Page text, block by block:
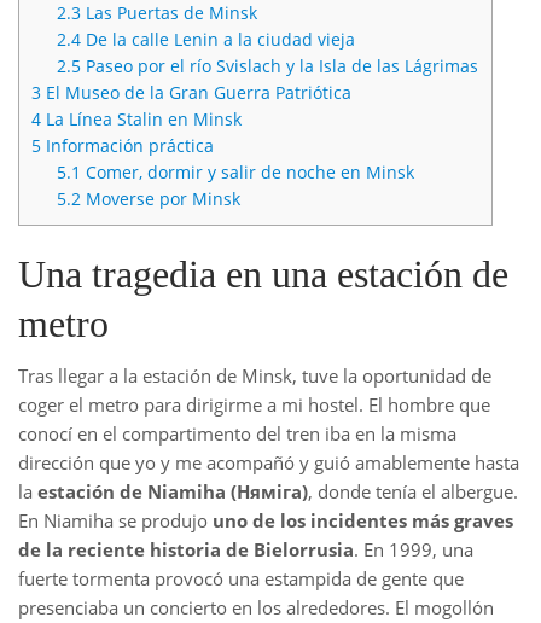
2.3 Las Puertas de Minsk
2.4 De la calle Lenin a la ciudad vieja
2.5 Paseo por el río Svislach y la Isla de las Lágrimas
3 El Museo de la Gran Guerra Patriótica
4 La Línea Stalin en Minsk
5 Información práctica
5.1 Comer, dormir y salir de noche en Minsk
5.2 Moverse por Minsk
Una tragedia en una estación de
metro
Tras llegar a la estación de Minsk, tuve la oportunidad de
coger el metro para dirigirme a mi hostel. El hombre que
conocí en el compartimento del tren iba en la misma
dirección que yo y me acompañó y guió amablemente hasta
la estación de Niamiha (Няміга), donde tenía el albergue.
En Niamiha se produjo uno de los incidentes más graves
de la reciente historia de Bielorrusia. En 1999, una
fuerte tormenta provocó una estampida de gente que
presenciaba un concierto en los alrededores. El mogollón